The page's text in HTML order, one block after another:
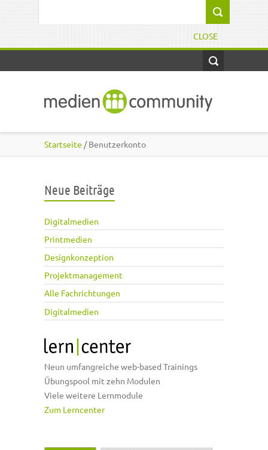
CLOSE
Startseite / Benutzerkonto
Neue Beiträge
Digitalmedien
Printmedien
Designkonzeption
Projektmanagement
Alle Fachrichtungen
Digitalmedien
Neun umfangreiche web-based Trainings
Übungspool mit zehn Modulen
Viele weitere Lernmodule
Zum Lerncenter